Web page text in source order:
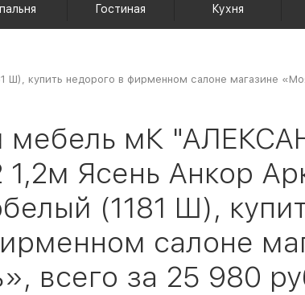
Гостиная Кухня
купить недорого в фирменном салоне магазине
мебель мК
Ясень Анкор
(1181 Ш),
салоне
всего за 25 980